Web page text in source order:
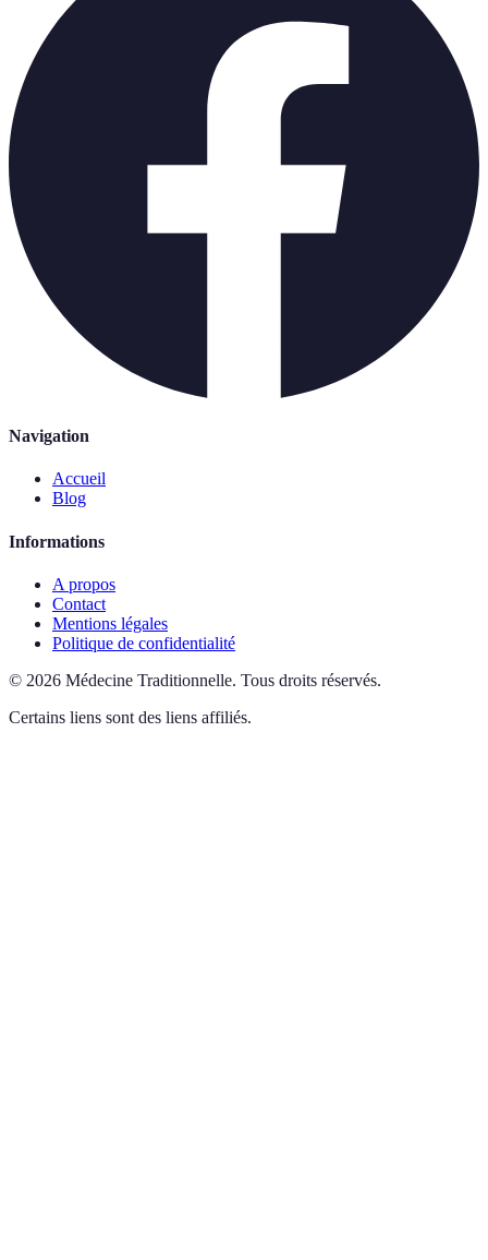
Navigation
Accueil
Blog
Informations
A propos
Contact
Mentions légales
Politique de confidentialité
© 2026 Médecine Traditionnelle. Tous droits réservés.
Certains liens sont des liens affiliés.